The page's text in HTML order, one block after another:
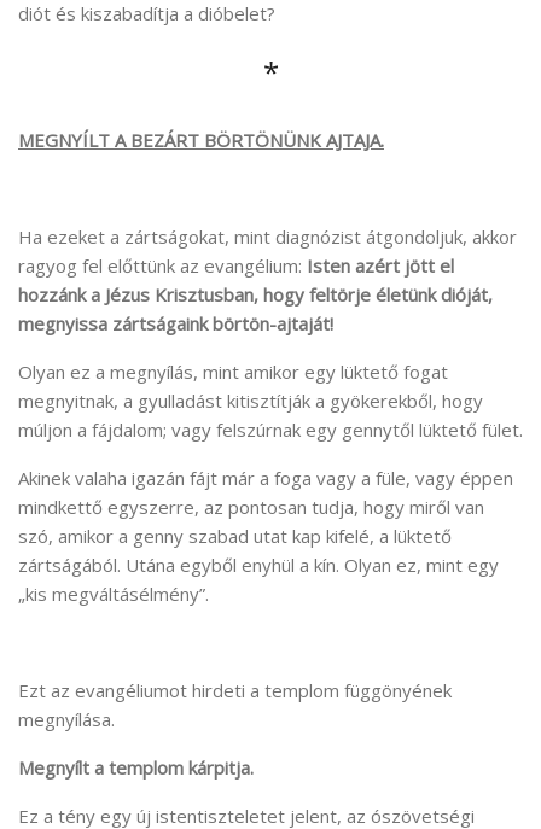
diót és kiszabadítja a dióbelet?
*
MEGNYÍLT A BEZÁRT BÖRTÖNÜNK AJTAJA.
Ha ezeket a zártságokat, mint diagnózist átgondoljuk, akkor
ragyog fel előttünk az evangélium: Isten azért jött el
hozzánk a Jézus Krisztusban, hogy feltörje életünk dióját,
megnyissa zártságaink börtön-ajtaját!
Olyan ez a megnyílás, mint amikor egy lüktető fogat
megnyitnak, a gyulladást kitisztítják a gyökerekből, hogy
múljon a fájdalom; vagy felszúrnak egy gennytől lüktető fület.
Akinek valaha igazán fájt már a foga vagy a füle, vagy éppen
mindkettő egyszerre, az pontosan tudja, hogy miről van
szó, amikor a genny szabad utat kap kifelé, a lüktető
zártságából. Utána egyből enyhül a kín. Olyan ez, mint egy
„kis megváltásélmény”.
Ezt az evangéliumot hirdeti a templom függönyének
megnyílása.
Megnyílt a templom kárpitja.
Ez a tény egy új istentiszteletet jelent, az ószövetségi